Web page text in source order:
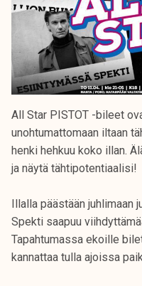
All Star PISTOT -bileet
unohtumattomaan iltaan
henki hehkuu koko illan.
ja näytä tähtipotentiaalisi!
Illalla päästään juhlimaan
Spekti saapuu
Tapahtumassa ekoille
kannattaa tulla ajoissa